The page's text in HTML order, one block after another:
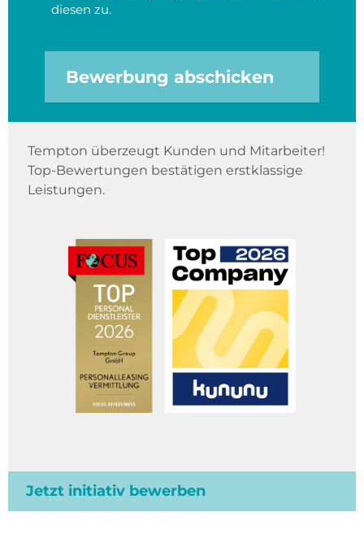
diesen zu.
Bewerbung abschicken
Tempton überzeugt Kunden und Mitarbeiter!
Top-Bewertungen bestätigen erstklassige
Leistungen.
Jetzt initiativ bewerben